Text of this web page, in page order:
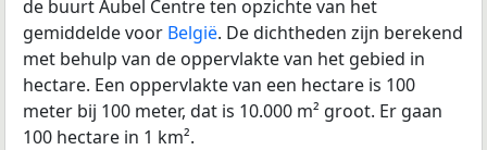
de buurt Aubel Centre ten opzichte van het
gemiddelde voor België. De dichtheden zijn berekend
met behulp van de oppervlakte van het gebied in
hectare. Een oppervlakte van een hectare is 100
meter bij 100 meter, dat is 10.000 m² groot. Er gaan
100 hectare in 1 km².